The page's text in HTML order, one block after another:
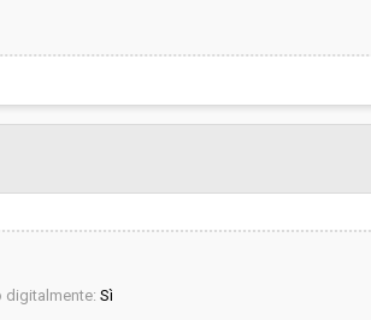
digitalmente: Sì